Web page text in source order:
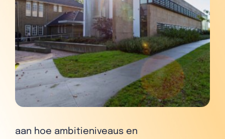
aan hoe ambitieniveaus en